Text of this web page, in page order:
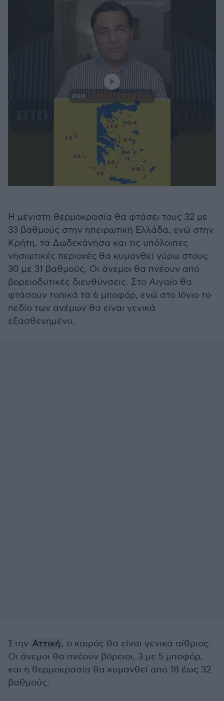
Η μέγιστη θερμοκρασία θα φτάσει τους 32 με
33 βαθμούς στην ηπειρωτική Ελλάδα, ενώ στην
Κρήτη, τα Δωδεκάνησα και τις υπόλοιπες
νησιωτικές περιοχές θα κυμανθεί γύρω στους
30 με 31 βαθμούς. Οι άνεμοι θα πνέουν από
βορειοδυτικές διευθύνσεις. Στο Αιγαίο θα
φτάσουν τοπικά τα 6 μποφόρ, ενώ στο Ιόνιο το
πεδίο των ανέμων θα είναι γενικά
εξασθενημένο.
Στην Αττική, ο καιρός θα είναι γενικά αίθριος.
Οι άνεμοι θα πνέουν βόρειοι, 3 με 5 μποφόρ,
και η θερμοκρασία θα κυμανθεί από 18 έως 32
βαθμούς.